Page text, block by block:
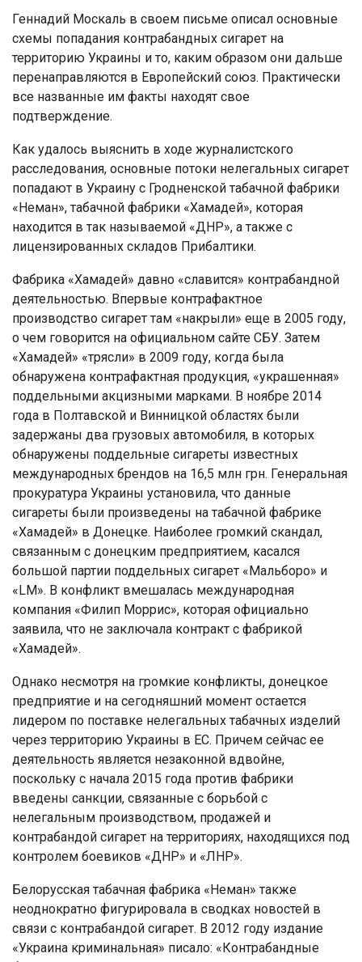
Геннадий Москаль в своем письме описал основные
схемы попадания контрабандных сигарет на
территорию Украины и то, каким образом они дальше
перенаправляются в Европейский союз. Практически
все названные им факты находят свое
подтверждение.
Как удалось выяснить в ходе журналистского
расследования, основные потоки нелегальных сигарет
попадают в Украину с Гродненской табачной фабрики
«Неман», табачной фабрики «Хамадей», которая
находится в так называемой «ДНР», а также с
лицензированных складов Прибалтики.
Фабрика «Хамадей» давно «славится» контрабандной
деятельностью. Впервые контрафактное
производство сигарет там «накрыли» еще в 2005 году,
о чем говорится на официальном сайте СБУ. Затем
«Хамадей» «трясли» в 2009 году, когда была
обнаружена контрафактная продукция, «украшенная»
поддельными акцизными марками. В ноябре 2014
года в Полтавской и Винницкой областях были
задержаны два грузовых автомобиля, в которых
обнаружены поддельные сигареты известных
международных брендов на 16,5 млн грн. Генеральная
прокуратура Украины установила, что данные
сигареты были произведены на табачной фабрике
«Хамадей» в Донецке. Наиболее громкий скандал,
связанным с донецким предприятием, касался
большой партии поддельных сигарет «Мальборо» и
«LM». В конфликт вмешалась международная
компания «Филип Моррис», которая официально
заявила, что не заключала контракт с фабрикой
«Хамадей».
Однако несмотря на громкие конфликты, донецкое
предприятие и на сегодняшний момент остается
лидером по поставке нелегальных табачных изделий
через территорию Украины в ЕС. Причем сейчас ее
деятельность является незаконной вдвойне,
поскольку с начала 2015 года против фабрики
введены санкции, связанные с борьбой с
нелегальным производством, продажей и
контрабандой сигарет на территориях, находящихся под
контролем боевиков «ДНР» и «ЛНР».
Белорусская табачная фабрика «Неман» также
неоднократно фигурировала в сводках новостей в
связи с контрабандой сигарет. В 2012 году издание
«Украина криминальная» писало: «Контрабандные